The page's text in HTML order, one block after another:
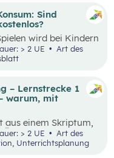
Sind
wird bei Kindern
Während
bringt, ist es
vorliegende Lehr-
aus zwei
zusammen, die
> 2 UE
Art des
– Lernstrecke 1
warum, mit
aus einem Skriptum,
Überblick über die
Mit
> 2 UE
Unterrichtsplanung
rund um den
Vorschlag, wie das
werden kann,